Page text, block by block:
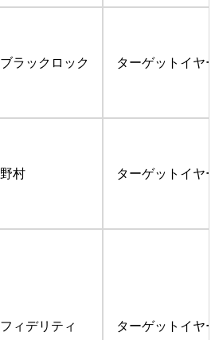
ブラックロック ターゲットイヤ
野村 ターゲットイヤ
フィデリティ ターゲットイヤ